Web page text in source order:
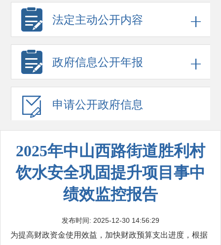
法定主动公开内容
政府信息公开年报
申请公开政府信息
2025年中山西路街道胜利村
饮水安全巩固提升项目事中
绩效监控报告
发布时间: 2025-12-30 14:56:29
为提高财政资金使用效益，加快财政预算支出进度，根据